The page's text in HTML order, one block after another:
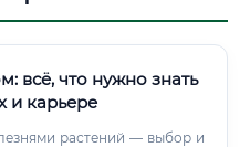
всё, что нужно знать
и карьере
растений — выбор и